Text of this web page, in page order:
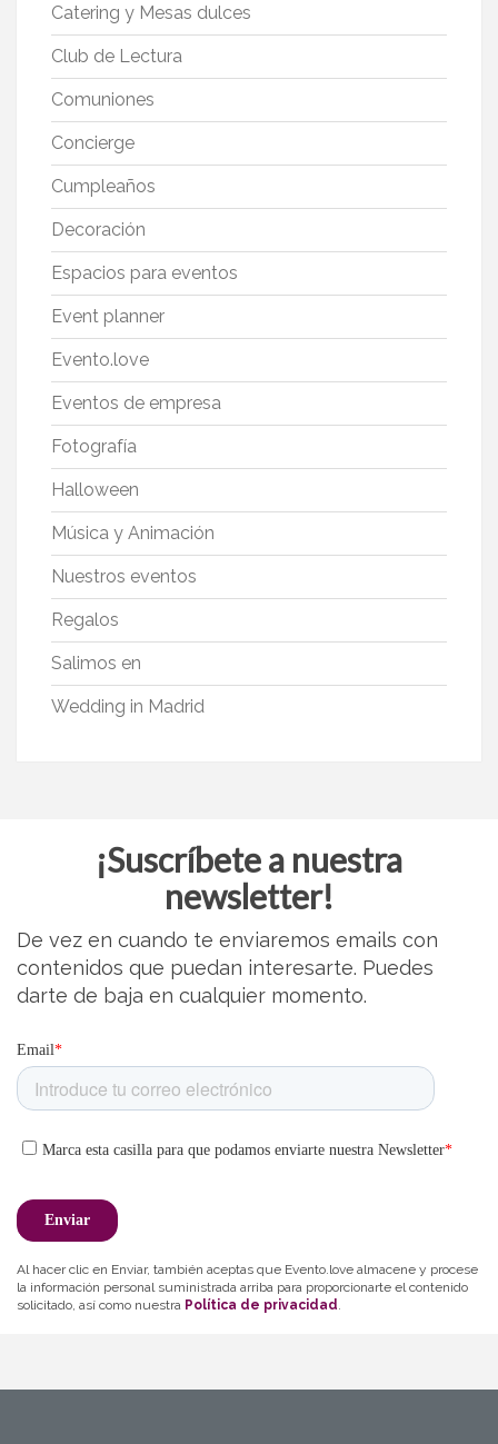
Catering y Mesas dulces
Club de Lectura
Comuniones
Concierge
Cumpleaños
Decoración
Espacios para eventos
Event planner
Evento.love
Eventos de empresa
Fotografía
Halloween
Música y Animación
Nuestros eventos
Regalos
Salimos en
Wedding in Madrid
¡Suscríbete a nuestra
newsletter!
De vez en cuando te enviaremos emails con
contenidos que puedan interesarte. Puedes
darte de baja en cualquier momento.
Al hacer clic en Enviar, también aceptas que Evento.love almacene y procese
la información personal suministrada arriba para proporcionarte el contenido
solicitado, así como nuestra Política de privacidad.